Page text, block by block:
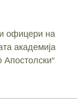
офицери на
академија